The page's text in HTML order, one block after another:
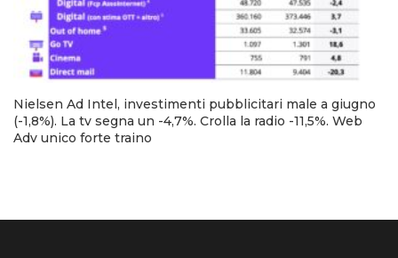
Nielsen Ad Intel, investimenti pubblicitari male a giugno
(-1,8%). La tv segna un -4,7%. Crolla la radio -11,5%. Web
Adv unico forte traino